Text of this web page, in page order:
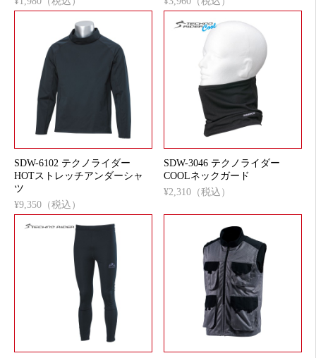
SDW-6102 テクノライダー
HOTストレッチアンダーシャ
ツ
¥9,350（税込）
SDW-3046 テクノライダー
COOLネックガード
¥2,310（税込）